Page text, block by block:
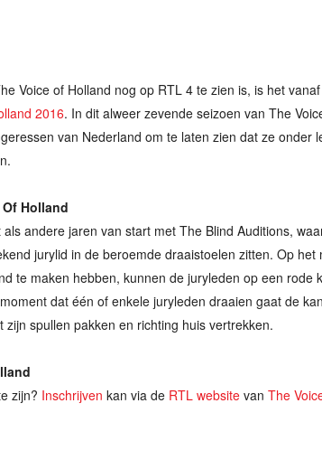
Voice of Holland nog op RTL 4 te zien is, is het
2016. In dit alweer zevende seizoen van The
van Nederland om te laten zien dat ze onder
Holland
andere jaren van start met The Blind Auditions,
jurylid in de beroemde draaistoelen zitten. Op het
te maken hebben, kunnen de juryleden op een rode
dat één of enkele juryleden draaien gaat de
spullen pakken en richting huis vertrekken.
zijn? Inschrijven kan via de RTL website van The